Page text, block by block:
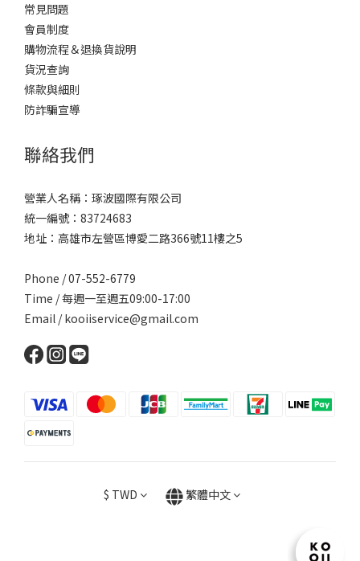
常見問題
會員制度
購物流程＆退換貨說明
貨況查詢
條款與細則
防詐騙宣導
聯絡我們
營業人名稱：琢波國際有限公司
統一編號：83724683
地址：高雄市左營區博愛二路366號11樓之5
Phone / 07-552-6779
Time / 每週一至週五09:00-17:00
Email /kooiiservice@gmail.com
$ TWD 繁體中文